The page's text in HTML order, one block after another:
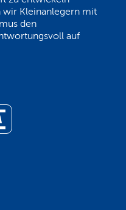
wir Kleinanlegern mit
den
auf